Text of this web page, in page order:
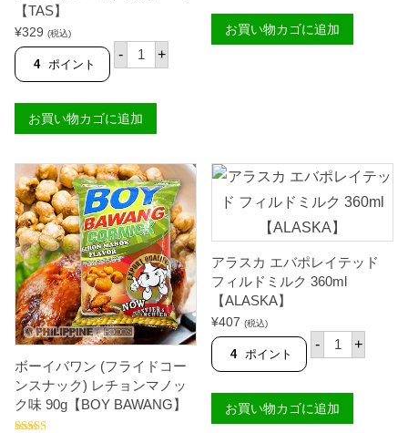
細
切
ロ
ッ
プ
け
)
4
8
3
g
【
T
A
S
】
個
【TAS】
¥329 (税込)
4 ポイント
- タ
ス
デ
コ
コ
ン
ダ
ン
ス
ト
リ
ッ
プ
(
ナ
タ
デ
コ
の
パ
ン
ダ
+
お買い物カゴに追加
シ
ッ
ト
g
【
O
B
E
個
お買い物カゴに追加
ボーイバワン (フライドコー
ンスナック) レチョンマノッ
ク味 90g【BOY BAWANG】
アラスカ エバポレイテッド
フィルドミルク 360ml
【ALASKA】
¥407 (税込)
4 ポイント
- ア
ラ
エ
バ
ポ
+
お買い物カゴに追加